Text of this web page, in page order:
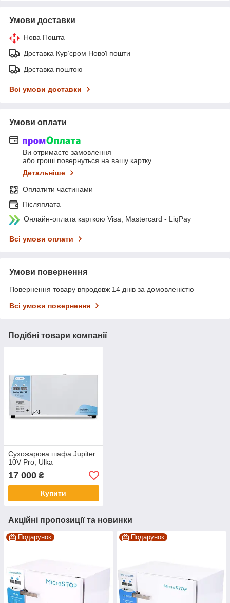
Умови доставки
Нова Пошта
Доставка Курʼєром Нової пошти
Доставка поштою
Всі умови доставки
Умови оплати
Ви отримаєте замовлення
або гроші повернуться на вашу картку
Детальніше
Оплатити частинами
Післяплата
Онлайн-оплата карткою Visa, Mastercard - LiqPay
Всі умови оплати
Умови повернення
Повернення товару впродовж 14 днів за домовленістю
Всі умови повернення
Подібні товари компанії
Сухожарова шафа Jupiter
10V Pro, Ulka
17 000 ₴
Купити
Акційні пропозиції та новинки
Подарунок Подарунок